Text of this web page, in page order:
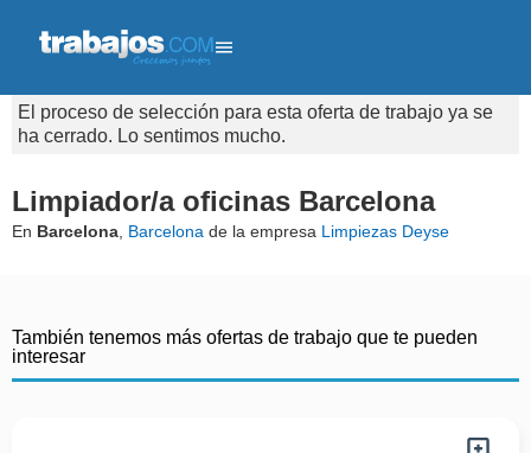
El proceso de selección para esta oferta de trabajo ya se
ha cerrado. Lo sentimos mucho.
Limpiador/a oficinas Barcelona
En Barcelona Barcelona de la empresa Limpiezas Deyse
También tenemos más ofertas de trabajo que te pueden
interesar